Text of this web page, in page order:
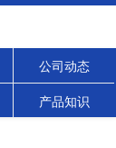
公司动态
产品知识